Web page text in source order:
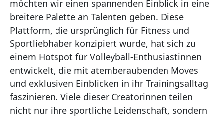
möchten wir einen spannenden Einblick in eine
breitere Palette an Talenten geben. Diese
Plattform, die ursprünglich für Fitness und
Sportliebhaber konzipiert wurde, hat sich zu
einem Hotspot für Volleyball-Enthusiastinnen
entwickelt, die mit atemberaubenden Moves
und exklusiven Einblicken in ihr Trainingsalltag
faszinieren. Viele dieser Creatorinnen teilen
nicht nur ihre sportliche Leidenschaft, sondern